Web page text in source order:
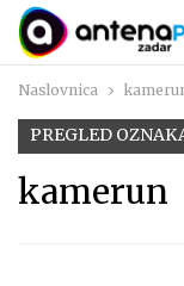
Naslovnica
PREGLED
kamerun